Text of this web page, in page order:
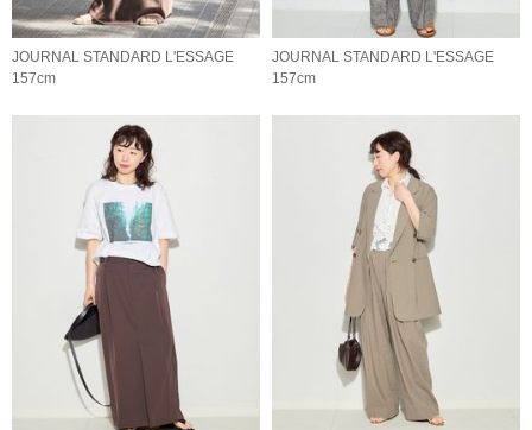
JOURNAL STANDARD L'ESSAGE
157cm
JOURNAL STANDARD L'ESSAGE
157cm